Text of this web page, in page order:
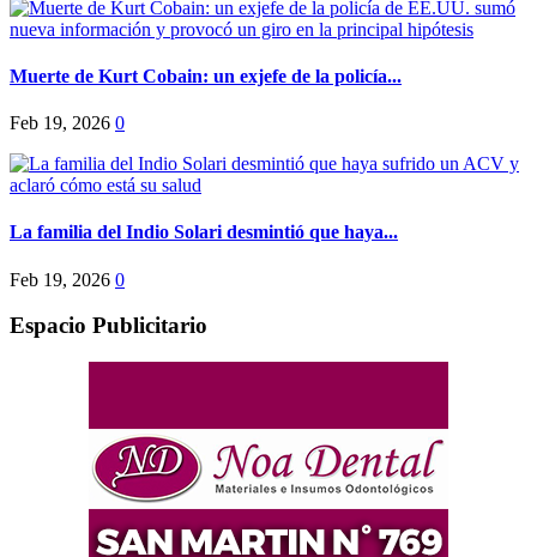
Muerte de Kurt Cobain: un exjefe de la policía...
Feb 19, 2026 0
La familia del Indio Solari desmintió que haya...
Feb 19, 2026 0
Espacio Publicitario